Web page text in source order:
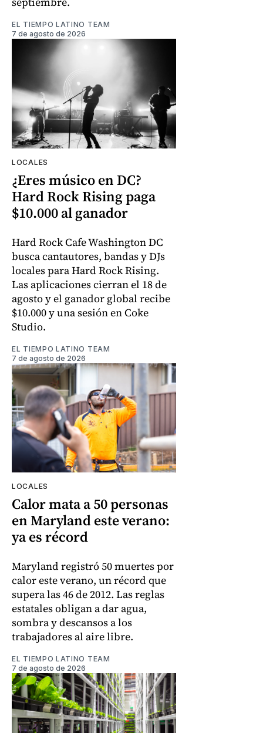
EL TIEMPO LATINO TEAM
7 de agosto de 2026
LOCALES
¿Eres músico en DC?
Hard Rock Rising paga
$10.000 al ganador
Hard Rock Cafe Washington DC
busca cantautores, bandas y DJs
locales para Hard Rock Rising.
Las aplicaciones cierran el 18 de
agosto y el ganador global recibe
$10.000 y una sesión en Coke
Studio.
EL TIEMPO LATINO TEAM
7 de agosto de 2026
LOCALES
Calor mata a 50 personas
en Maryland este verano:
ya es récord
Maryland registró 50 muertes por
calor este verano, un récord que
supera las 46 de 2012. Las reglas
estatales obligan a dar agua,
sombra y descansos a los
trabajadores al aire libre.
EL TIEMPO LATINO TEAM
7 de agosto de 2026